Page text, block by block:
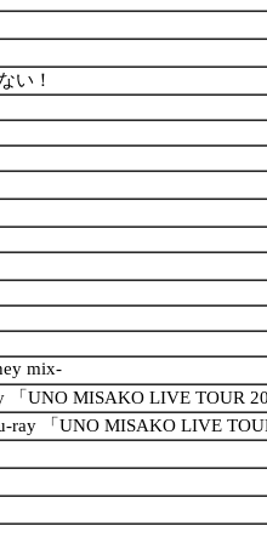
い！
mix-
UNO MISAKO LIVE TOUR
「UNO MISAKO LIVE